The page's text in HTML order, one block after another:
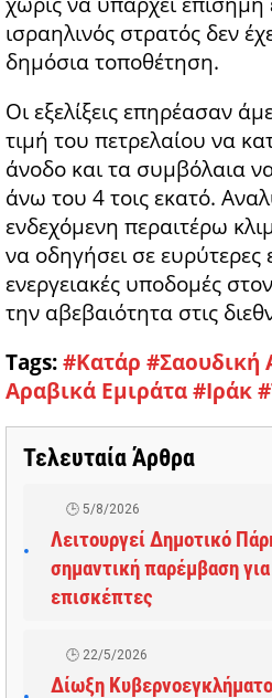
ισραηλινός στρατός δεν
δημόσια τοποθέτηση.
Οι εξελίξεις επηρέασαν
τιμή του πετρελαίου να
άνοδο και τα συμβόλαια
άνω του 4 τοις εκατό.
ενδεχόμενη περαιτέρω
να οδηγήσει σε ευρύτερες
ενεργειακές υποδομές
την αβεβαιότητα στις
Tags:#Κατάρ #Σαουδική
Αραβικά Εμιράτα#Ιράκ
Τελευταία Άρθρα
5/8/2026
Λειτουργεί Δημοτικό
σημαντική παρέμβαση
επισκέπτες
22/5/2026
Δίωξη